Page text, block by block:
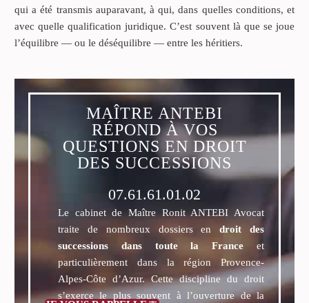
qui a été transmis auparavant, à qui, dans quelles conditions, et
avec quelle qualification juridique. C’est souvent là que se joue
l’équilibre — ou le déséquilibre — entre les héritiers.
MAÎTRE ANTEBI
RÉPOND À VOS
QUESTIONS EN DROIT
DES SUCCESSIONS
07.61.61.01.02
Le cabinet de Maître Ronit ANTEBI Avocat
traite de nombreux dossiers endroit des
successions dans toute la France et
particulièrement dans la région Provence-
Alpes-Côte d’Azur. Cette discipline du droit
s’exerce le plus souvent à l’ouverture de la